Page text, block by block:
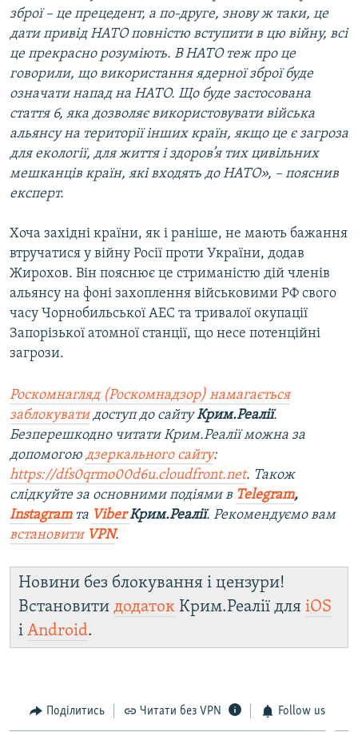
зброї – це прецедент, а по-друге, знову ж таки, це
дати привід НАТО повністю вступити в цю війну, всі
це прекрасно розуміють. В НАТО теж про це
говорили, що використання ядерної зброї буде
означати напад на НАТО. Що буде застосована
стаття 6, яка дозволяє використовувати війська
альянсу на території інших країн, якщо це є загроза
для екології, для життя і здоров’я тих цивільних
мешканців країн, які входять до НАТО», – пояснив
експерт.
Хоча західні країни, як і раніше, не мають бажання
втручатися у війну Росії проти України, додав
Жирохов. Він пояснює це стриманістю дій членів
альянсу на фоні захоплення військовими РФ свого
часу Чорнобильської АЕС та тривалої окупації
Запорізької атомної станції, що несе потенційні
загрози.
Роскомнагляд (Роскомнадзор) намагається
заблокуватидоступ до сайтуКрим.Реалії.
Безперешкодно читати Крим.Реалії можна за
допомогою дзеркального сайту:
https://dfs0qrmo00d6u.cloudfront.net. Також
слідкуйте за основними подіями в Telegram,
Instagramта ViberКрим.Реалії. Рекомендуємо вам
встановити VPN.
Новини без блокування і цензури!
Встановити додаток Крим.Реалії для iOS
і Android.
Поділитись Читати без VPN Follow us